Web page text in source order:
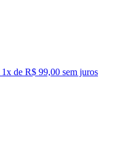
1x de R$ 99,00 sem juros